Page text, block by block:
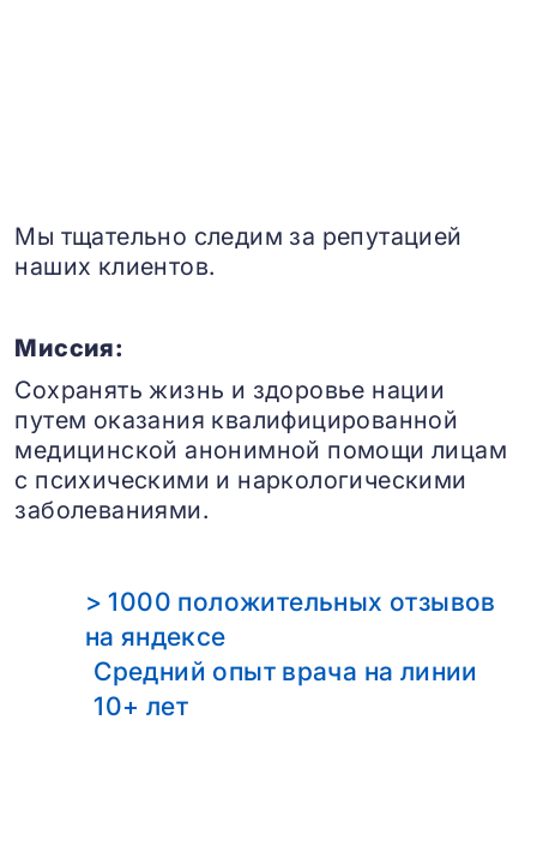
Мы тщательно следим за репутацией
наших клиентов.
Миссия:
Сохранять жизнь и здоровье нации
путем оказания квалифицированной
медицинской анонимной помощи лицам
с психическими и наркологическими
заболеваниями.
> 1000 положительных отзывов
на яндексе
Средний опыт врача на линии
10+ лет